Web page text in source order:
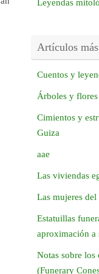
Leyendas
Artículos
Cuentos y
Árboles y
Cimientos y
Guiza
aae
Las viviendas
Las mujeres
Estatuillas
aproximación a
Notas sobre los
(Funerary